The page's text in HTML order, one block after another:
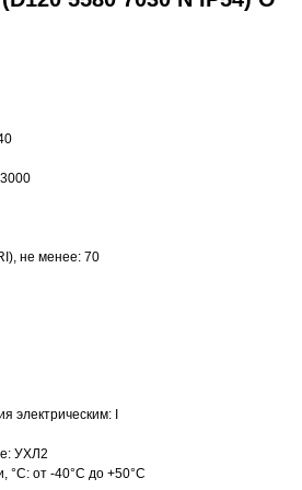
не менее: 70
электрическим: I
УХЛ2
°С: от -40°C до +50°C